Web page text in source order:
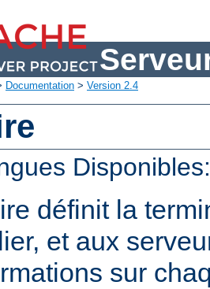
Documentation > Version 2.4
définit la
et aux
sur